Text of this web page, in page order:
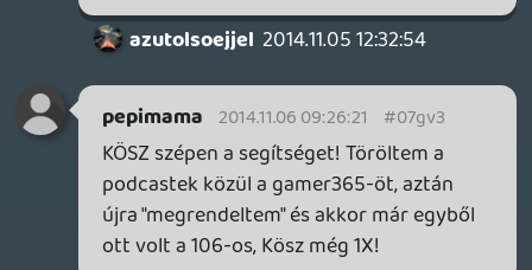
játék is. Rosszabb lesz tőle a világ? Franc
se tudja, a Revenge on School (vagy a
szinte minden generáció előteremti a saját
"controversial game" mintapéldányát) után
rosszabb lett? Pszichopata
zombihadsereget nevel? Kötve hiszem. Ha
megjelenik akkor megjelenik, lesz aki
megveszi, valószínűleg a többség nem és
szépen megy majd a süllyesztőbe az ilyen
Fluster Cluckokkal együtt.